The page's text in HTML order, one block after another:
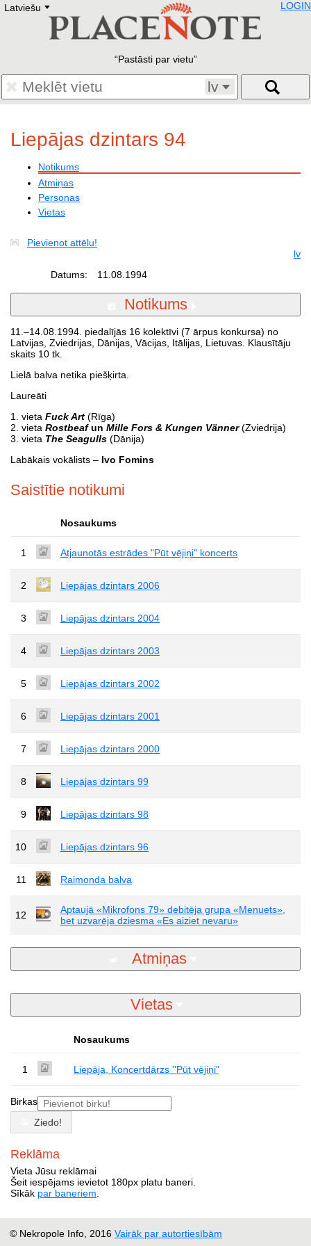
Latviešu E
Deutsch
Francais
Polski
Eestikeelne
LOGIN
Pastāsti par vietu
lv
Liepājas dzintars 94
Notikums
Atmiņas
Personas
Vietas
Pievienot attēlu!
lv
Datums:
11.08.1994
Notikums
11.–14.08.1994. piedalījās 16 kolektīvi (7 ārpus konkursa) no
Latvijas, Zviedrijas, Dānijas, Vācijas, Itālijas, Lietuvas. Klausītāju
skaits 10 tk.
Lielā balva netika piešķirta.
Laureāti
1. vieta Fuck Art (Rīga)
2. vieta Rostbeafun Mille Fors & Kungen Vänner (Zviedrija)
3. vieta The Seagulls (Dānija)
Labākais vokālists – Ivo Fomins
Saistītie notikumi
Nosaukums
1 Atjaunotās estrādes "Pūt vējiņi" koncerts
2 Liepājas dzintars 2006
3 Liepājas dzintars 2004
4 Liepājas dzintars 2003
5 Liepājas dzintars 2002
6 Liepājas dzintars 2001
7 Liepājas dzintars 2000
8 Liepājas dzintars 99
9 Liepājas dzintars 98
10 Liepājas dzintars 96
11 Raimonda balva
12
Aptaujā «Mikrofons 79» debitēja grupa «Menuets»,
bet uzvarēja dziesma «Es aiziet nevaru»
Atmiņas
Vietas
Nosaukums
1 Liepāja, Koncertdārzs ''Pūt vējiņi"
Birkas
Ziedo!
Reklāma
Vieta Jūsu reklāmai
Šeit iespējams ievietot 180px platu baneri.
Sīkāk par baneriem
© Nekropole Info, 2016 Vairāk par autortiesībām